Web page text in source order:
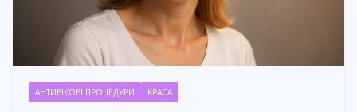
АНТИВІКОВІ ПРОЦЕДУРИ КРАСА